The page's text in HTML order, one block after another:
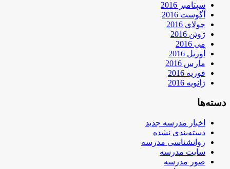
سپتامبر 2016
آگوست 2016
جولای 2016
ژوئن 2016
می 2016
آوریل 2016
مارس 2016
فوریه 2016
ژانویه 2016
دسته‌ها
اخبار مدرسه جدید
دسته‌بندی نشده
روانشناسی مدرسه
سایت مدرسه
صور مدرسه